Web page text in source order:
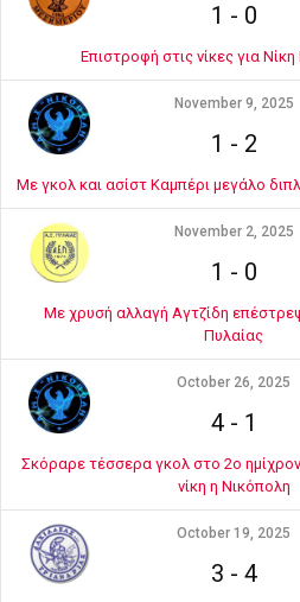
1 - 0
Επιστροφή στις νίκες για
November 9, 2025
1 - 2
Με γκολ και ασίστ Καμπέρι μεγάλο
November 2, 2025
1 - 0
Με χρυσή αλλαγή Αγτζίδη
Πυλαίας
October 26, 2025
4- 1
Σκόραρε τέσσερα γκολ στο 2ο
νίκη η Νικόπολη
October 19, 2025
3 - 4